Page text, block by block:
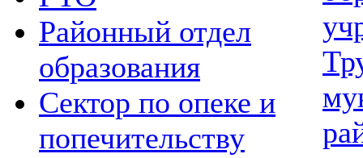
Районный отдел
образования
Сектор по опеке и
попечительству